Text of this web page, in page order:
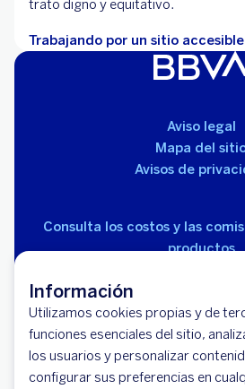
Información
Utilizamos cookies propias y de
funciones esenciales del sitio,
los usuarios y personalizar
configurar sus preferencias en
trato digno y equitativo.
Trabajando por un sitio
Aviso legal
Mapa del
Avisos de
Consulta los costos y las
productos
© 2026 BBVA México, S.A.,